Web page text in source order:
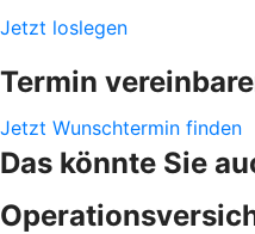
Jetzt loslegen
Termin
Jetzt Wunschtermin finden
Das könnte Sie